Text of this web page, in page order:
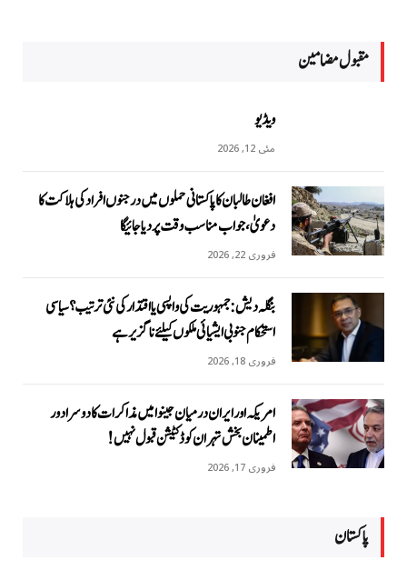
مقبول مضامين
ویڈیو
مئی 12, 2026
افغان طالبان کا پاکستانی حملوں میں درجنوں افراد کی ہلاکت کا
دعویٰ، جواب مناسب وقت پر دیا جائیگا
فروری 22, 2026
بنگلہ دیش: جمہوریت کی واپسی یا اقتدار کی نئی ترتیب؟ سیاسی
استحکام جنوبی ایشیائی ملکوں کیلئے ناگزیر ہے
فروری 18, 2026
امریکہ اور ایران درمیان جینوا میں مذاکرات کا دوسرا دور
اطمینان بخش تہران کو ڈکٹیشن قبول نہیں!
فروری 17, 2026
پاکستان